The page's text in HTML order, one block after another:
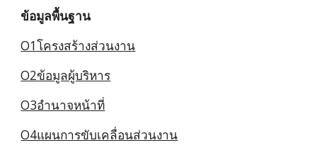
ข้อมูลพื้นฐาน
O1โครงสร้างส่วนงาน
O2ข้อมูลผู้บริหาร
O3อำนาจหน้าที่
O4แผนการขับเคลื่อนส่วนงาน